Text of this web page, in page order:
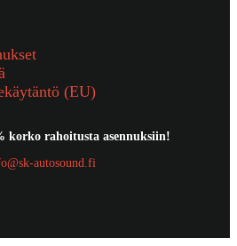
(EU)
korko rahoitusta asennuksiin!
autosound.fi